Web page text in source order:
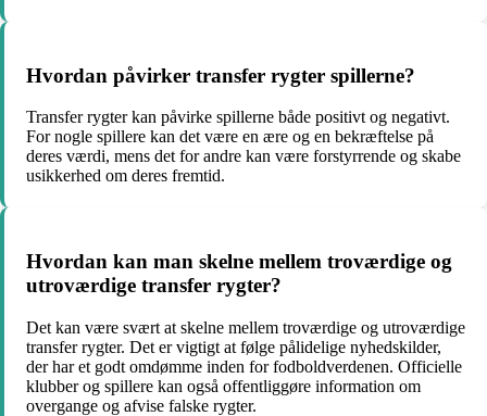
Hvordan påvirker transfer rygter spillerne?
Transfer rygter kan påvirke spillerne både positivt og negativt.
For nogle spillere kan det være en ære og en bekræftelse på
deres værdi, mens det for andre kan være forstyrrende og skabe
usikkerhed om deres fremtid.
Hvordan kan man skelne mellem troværdige og
utroværdige transfer rygter?
Det kan være svært at skelne mellem troværdige og utroværdige
transfer rygter. Det er vigtigt at følge pålidelige nyhedskilder,
der har et godt omdømme inden for fodboldverdenen. Officielle
klubber og spillere kan også offentliggøre information om
overgange og afvise falske rygter.